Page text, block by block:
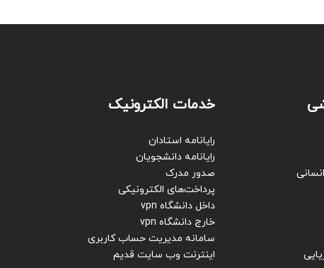
خدمات الکترونیک
رایانامه استادان
رایانامه دانشجویان
صدور مدرک
پرداخت‌های الکترونیکی
داخل دانشگاه vpn
خارج دانشگاه vpn
سامانه مدیریت حساب کاربری
اینترنت وب سایت قدیم